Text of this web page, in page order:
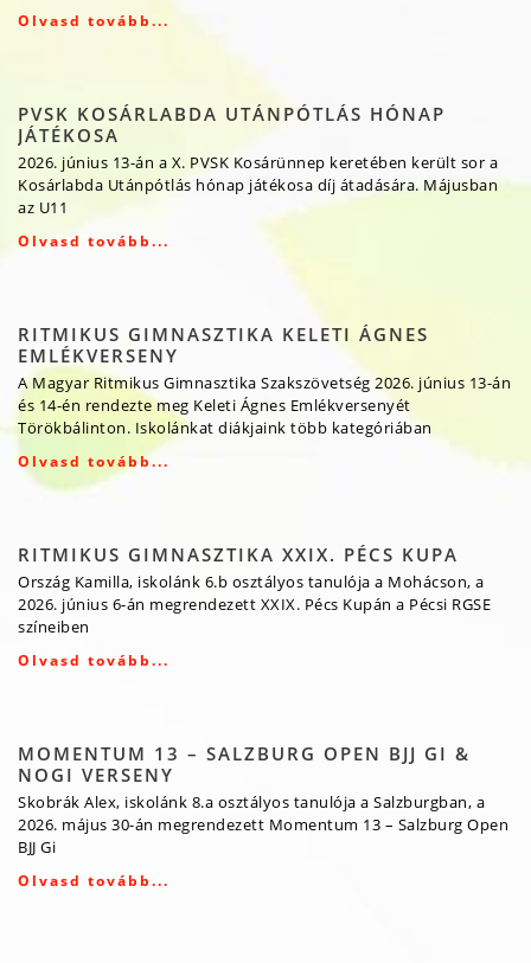
Olvasd tovább...
PVSK KOSÁRLABDA UTÁNPÓTLÁS HÓNAP
JÁTÉKOSA
2026. június 13-án a X. PVSK Kosárünnep keretében került sor a
Kosárlabda Utánpótlás hónap játékosa díj átadására. Májusban
az U11
Olvasd tovább...
RITMIKUS GIMNASZTIKA KELETI ÁGNES
EMLÉKVERSENY
A Magyar Ritmikus Gimnasztika Szakszövetség 2026. június 13-án
és 14-én rendezte meg Keleti Ágnes Emlékversenyét
Törökbálinton. Iskolánkat diákjaink több kategóriában
Olvasd tovább...
RITMIKUS GIMNASZTIKA XXIX. PÉCS KUPA
Ország Kamilla, iskolánk 6.b osztályos tanulója a Mohácson, a
2026. június 6-án megrendezett XXIX. Pécs Kupán a Pécsi RGSE
színeiben
Olvasd tovább...
MOMENTUM 13 – SALZBURG OPEN BJJ GI &
NOGI VERSENY
Skobrák Alex, iskolánk 8.a osztályos tanulója a Salzburgban, a
2026. május 30-án megrendezett Momentum 13 – Salzburg Open
BJJ Gi
Olvasd tovább...